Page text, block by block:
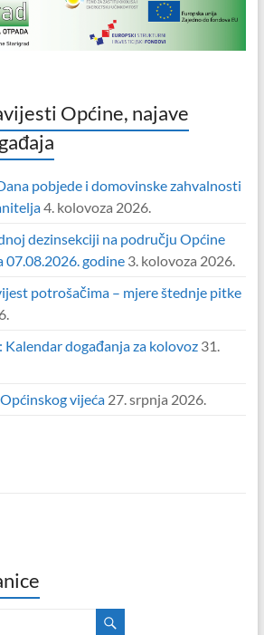
Općine, najave
pobjede i domovinske zahvalnosti
4. kolovoza 2026.
dezinsekciji na području Općine
07.08.2026. godine 3. kolovoza 2026.
potrošačima – mjere štednje pitke
događanja za kolovoz 31.
vijeća 27. srpnja 2026.